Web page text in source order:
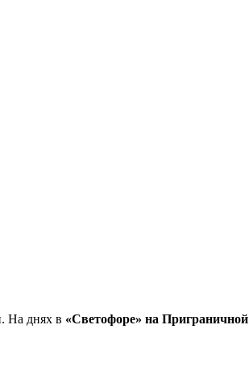
На днях в «Светофоре» на Приграничной